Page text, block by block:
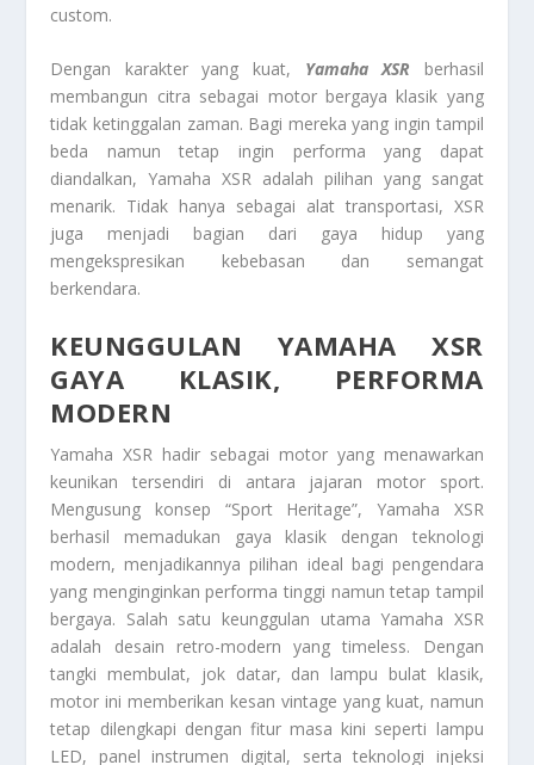
custom.
Dengan karakter yang kuat, Yamaha XSR berhasil
membangun citra sebagai motor bergaya klasik yang
tidak ketinggalan zaman. Bagi mereka yang ingin tampil
beda namun tetap ingin performa yang dapat
diandalkan, Yamaha XSR adalah pilihan yang sangat
menarik. Tidak hanya sebagai alat transportasi, XSR
juga menjadi bagian dari gaya hidup yang
mengekspresikan kebebasan dan semangat
berkendara.
KEUNGGULAN YAMAHA XSR
GAYA KLASIK, PERFORMA
MODERN
Yamaha XSR hadir sebagai motor yang menawarkan
keunikan tersendiri di antara jajaran motor sport.
Mengusung konsep “Sport Heritage”, Yamaha XSR
berhasil memadukan gaya klasik dengan teknologi
modern, menjadikannya pilihan ideal bagi pengendara
yang menginginkan performa tinggi namun tetap tampil
bergaya. Salah satu keunggulan utama Yamaha XSR
adalah desain retro-modern yang timeless. Dengan
tangki membulat, jok datar, dan lampu bulat klasik,
motor ini memberikan kesan vintage yang kuat, namun
tetap dilengkapi dengan fitur masa kini seperti lampu
LED, panel instrumen digital, serta teknologi injeksi